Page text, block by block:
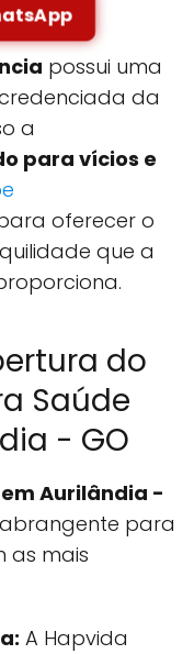
possui uma
da
a
para vícios e
oferecer o
que a
do
Saúde
- GO
Aurilândia -
para
as mais
A Hapvida